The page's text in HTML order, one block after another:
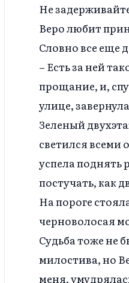
Не
Веро любит
Словно все еще
– Есть за ней
прощание, и,
улице,
Зеленый
светился всеми
успела поднять
постучать, как
На пороге
черноволосая
Судьба тоже не
милостива, но
меня,